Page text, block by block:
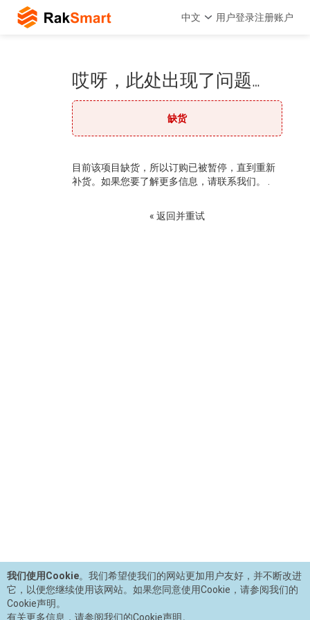
中文 用户登录注册账户
哎呀，此处出现了问题…
缺货
目前该项目缺货，所以订购已被暂停，直到重新
补货。如果您要了解更多信息，请联系我们。 .
« 返回并重试
我们使用Cookie。我们希望使我们的网站更加用户友好，并不断改进
它，以便您继续使用该网站。如果您同意使用Cookie，请参阅我们的
Cookie声明。
有关更多信息，请参阅我们的Cookie声明。